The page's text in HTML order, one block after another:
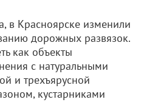
в Красноярске изменили
дорожных развязок.
как объекты
с натуральными
и трехъярусной
кустарниками